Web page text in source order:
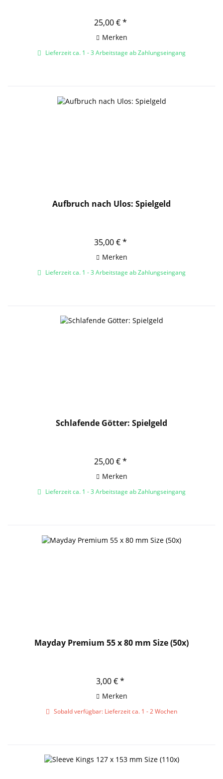
25,00 € *
Merken
Lieferzeit ca. 1 - 3 Arbeitstage ab Zahlungseingang
Aufbruch nach Ulos: Spielgeld
35,00 € *
Merken
Lieferzeit ca. 1 - 3 Arbeitstage ab Zahlungseingang
Schlafende Götter: Spielgeld
25,00 € *
Merken
Lieferzeit ca. 1 - 3 Arbeitstage ab Zahlungseingang
Mayday Premium 55 x 80 mm Size (50x)
3,00 € *
Merken
Sobald verfügbar: Lieferzeit ca. 1 - 2 Wochen